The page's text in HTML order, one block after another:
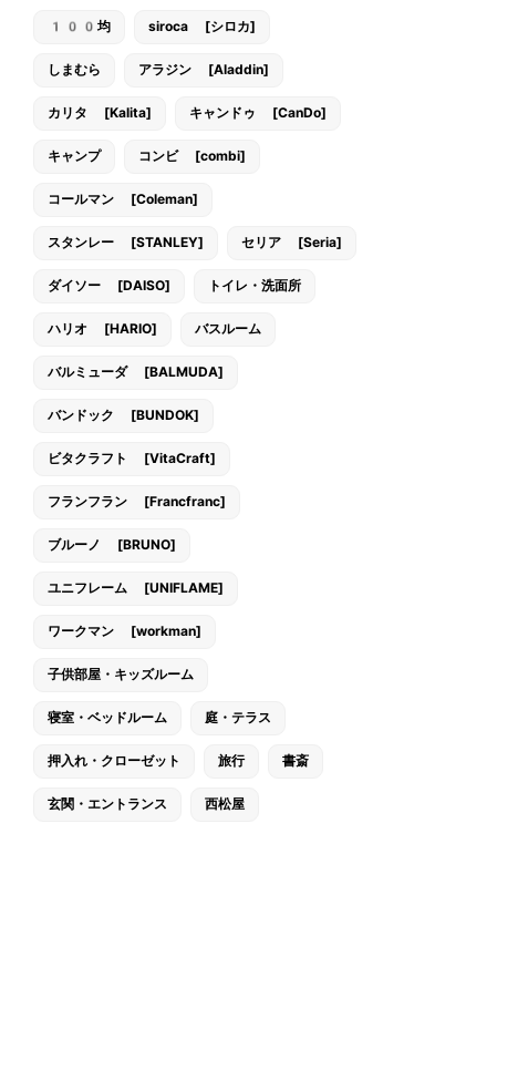
100均 siroca [シロカ]
しまむら アラジン [Aladdin]
カリタ [Kalita] キャンドゥ [CanDo]
キャンプ コンビ [combi]
コールマン [Coleman]
スタンレー [STANLEY] セリア [Seria]
ダイソー [DAISO] トイレ・洗面所
ハリオ [HARIO] バスルーム
バルミューダ [BALMUDA]
バンドック [BUNDOK]
ビタクラフト [VitaCraft]
フランフラン [Francfranc]
ブルーノ [BRUNO]
ユニフレーム [UNIFLAME]
ワークマン [workman]
子供部屋・キッズルーム
寝室・ベッドルーム 庭・テラス
押入れ・クローゼット 旅行 書斎
玄関・エントランス 西松屋